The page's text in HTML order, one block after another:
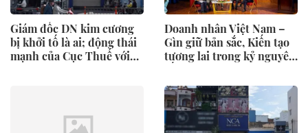
Giám đốc DN kim cương
bị khởi tố là ai; động thái
mạnh của Cục Thuế với
Doanh nhân Việt Nam –
Gìn giữ bản sắc, Kiến tạo
tương lai trong kỷ nguyên